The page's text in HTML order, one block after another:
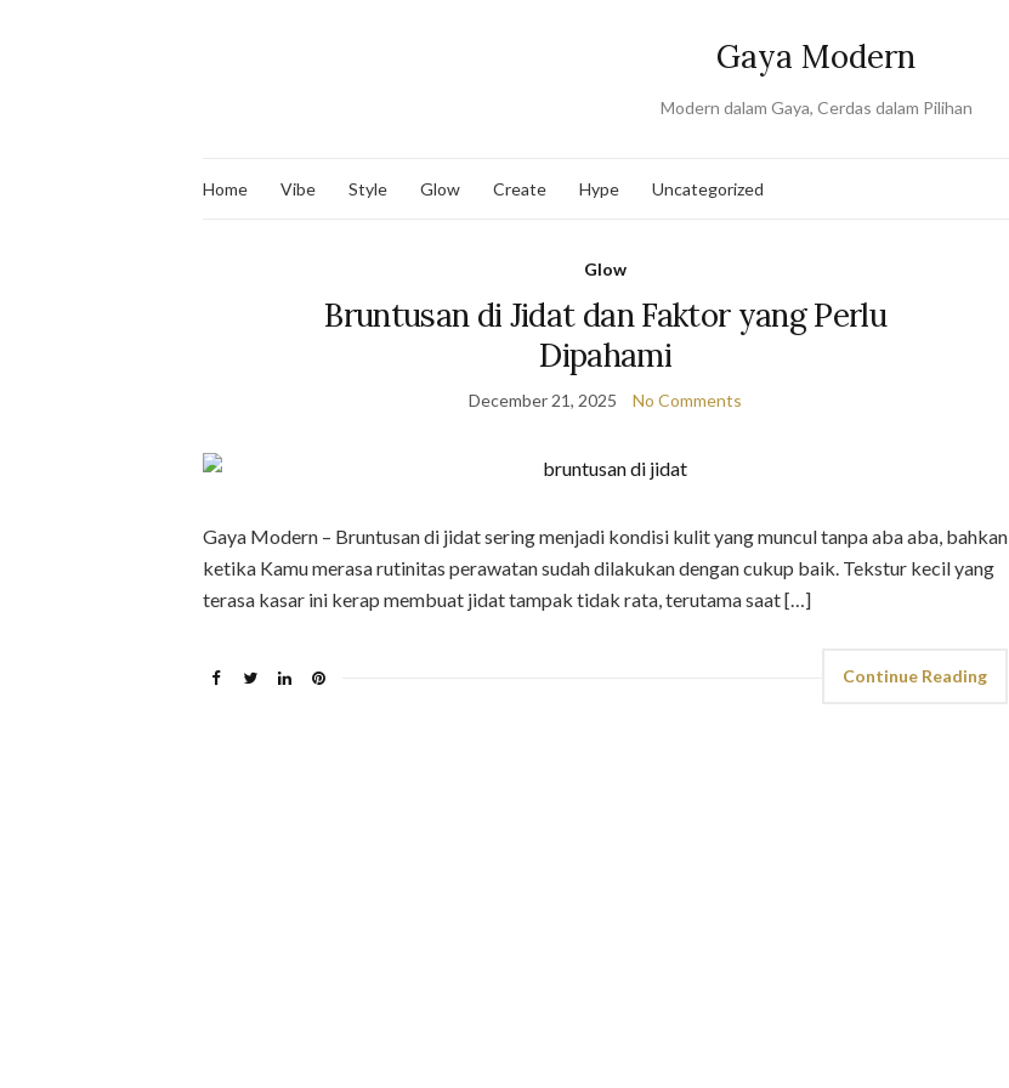
Gaya Modern
Modern dalam Gaya, Cerdas dalam Pilihan
Home Vibe Style Glow Create Hype Uncategorized
Glow
Bruntusan di Jidat dan Faktor yang Perlu
Dipahami
December 21, 2025 No Comments
Gaya Modern – Bruntusan di jidat sering menjadi kondisi kulit yang muncul tanpa aba aba, bahkan
ketika Kamu merasa rutinitas perawatan sudah dilakukan dengan cukup baik. Tekstur kecil yang
terasa kasar ini kerap membuat jidat tampak tidak rata, terutama saat […]
Continue Reading